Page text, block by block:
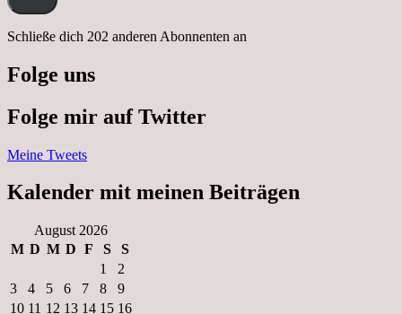
Schließe dich 202 anderen Abonnenten an
Folge uns
Folge mir auf Twitter
Meine Tweets
Kalender mit meinen Beiträgen
August 2026
M D M D F S
S
1
2
3
4 5 6 7 8
9
10 11 12 13 14 15 16